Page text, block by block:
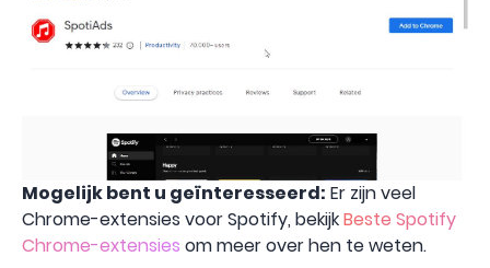
Mogelijk bent u geïnteresseerd: Er zijn veel
Chrome-extensies voor Spotify, bekijkBeste Spotify
Chrome-extensies om meer over hen te weten.